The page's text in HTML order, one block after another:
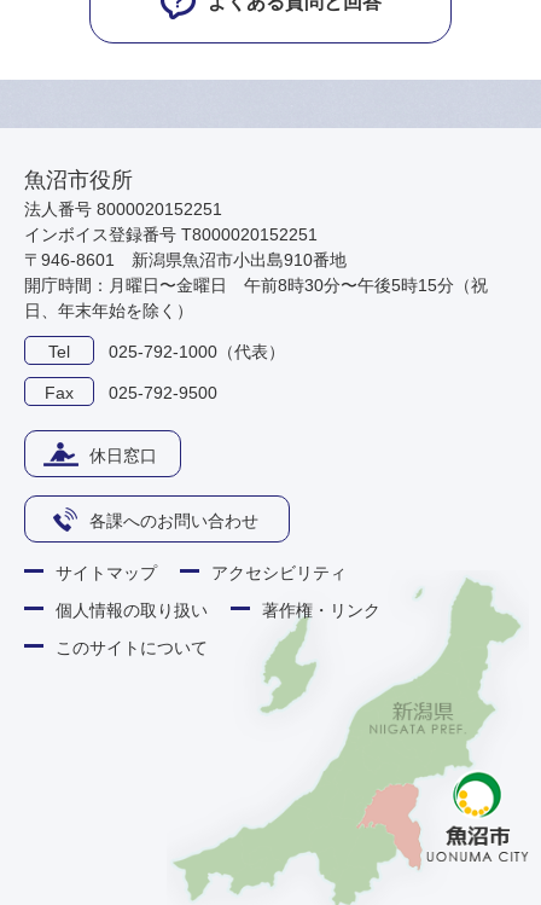
魚沼市役所
法人番号 8000020152251
インボイス登録番号 T8000020152251
〒946-8601 新潟県魚沼市小出島910番地
開庁時間：月曜日〜金曜日 午前8時30分〜午後5時15分（祝
日、年末年始を除く）
Tel 025-792-1000（代表）
Fax 025-792-9500
休日窓口
各課へのお問い合わせ
サイトマップ
アクセシビリティ
個人情報の取り扱い
著作権・リンク
このサイトについて